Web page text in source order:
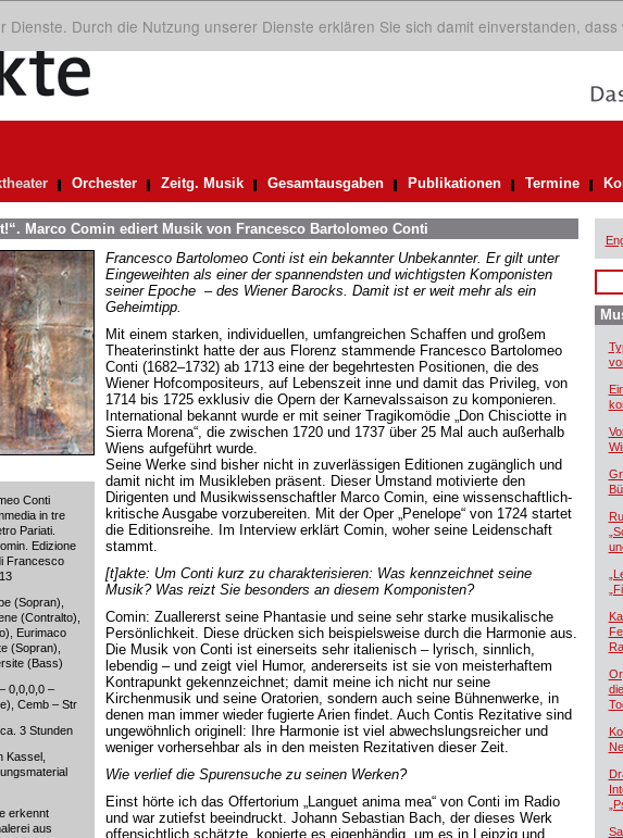
Durch die Nutzung unserer Dienste erklären Sie sich damit einverstanden, dass
Orchester Zeitg. Musik Gesamtausgaben Publikationen Termine
Marco Comin ediert Musik von Francesco Bartolomeo Conti
Conti
in tre
Pariati.
Edizione
Francesco
(Sopran),
(Contralto),
Eurimaco
(Sopran),
(Bass)
0,0,0,0 –
Cemb – Str
3 Stunden
Kassel,
erkennt
aus
Francesco Bartolomeo Conti ist ein bekannter Unbekannter. Er gilt unter
Eingeweihten als einer der spannendsten und wichtigsten Komponisten
seiner Epoche – des Wiener Barocks. Damit ist er weit mehr als ein
Geheimtipp.
Mit einem starken, individuellen, umfangreichen Schaffen und großem
Theaterinstinkt hatte der aus Florenz stammende Francesco Bartolomeo
Conti (1682–1732) ab 1713 eine der begehrtesten Positionen, die des
Wiener Hofcompositeurs, auf Lebenszeit inne und damit das Privileg, von
1714 bis 1725 exklusiv die Opern der Karnevalssaison zu komponieren.
International bekannt wurde er mit seiner Tragikomödie „Don Chisciotte in
Sierra Morena“, die zwischen 1720 und 1737 über 25 Mal auch außerhalb
Wiens aufgeführt wurde.
Seine Werke sind bisher nicht in zuverlässigen Editionen zugänglich und
damit nicht im Musikleben präsent. Dieser Umstand motivierte den
Dirigenten und Musikwissenschaftler Marco Comin, eine wissenschaftlich-
kritische Ausgabe vorzubereiten. Mit der Oper „Penelope“ von 1724 startet
die Editionsreihe. Im Interview erklärt Comin, woher seine Leidenschaft
stammt.
[t]akte: Um Conti kurz zu charakterisieren: Was kennzeichnet seine
Musik? Was reizt Sie besonders an diesem Komponisten?
Comin: Zuallererst seine Phantasie und seine sehr starke musikalische
Persönlichkeit. Diese drücken sich beispielsweise durch die Harmonie aus.
Die Musik von Conti ist einerseits sehr italienisch – lyrisch, sinnlich,
lebendig – und zeigt viel Humor, andererseits ist sie von meisterhaftem
Kontrapunkt gekennzeichnet; damit meine ich nicht nur seine
Kirchenmusik und seine Oratorien, sondern auch seine Bühnenwerke, in
denen man immer wieder fugierte Arien findet. Auch Contis Rezitative sind
ungewöhnlich originell: Ihre Harmonie ist viel abwechslungsreicher und
weniger vorhersehbar als in den meisten Rezitativen dieser Zeit.
Wie verlief die Spurensuche zu seinen Werken?
Einst hörte ich das Offertorium „Languet anima mea“ von Conti im Radio
und war zutiefst beeindruckt. Johann Sebastian Bach, der dieses Werk
offensichtlich schätzte, kopierte es eigenhändig, um es in Leipzig und